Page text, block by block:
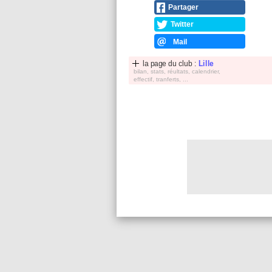
Partager
Twitter
Mail
la page du club : Lille
bilan, stats, réultats, calendrier,
effectif, tranferts, ...